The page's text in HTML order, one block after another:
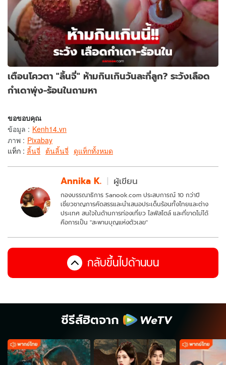
เตือนโควตา "ลิ้นจี่" ห้ามกินเกินวันละกี่ลูก? ระวังเลือด
กำเดาพุ่ง-ร้อนในถามหา
ขอขอบคุณ
ข้อมูล : Kenh14.vn
ภาพ : Pixabay
แท็ก : ลิ้นจี่ ต้นลิ้นจี่ ดูแท็กทั้งหมด
Annika K. ผู้เขียน
กองบรรณาธิการ Sanook.com ประสบการณ์ 10 กว่าปี
เชี่ยวชาญการคัดสรรและนำเสนอประเด็นร้อนทั้งไทยและต่าง
ประเทศ สนใจในด้านการท่องเที่ยว ไลฟ์สไตล์ และที่ขาดไม่ได้
คือการเป็น "สะพานบุญแห่งตัวเลข"
กลับขึ้นไปด้านบน
ซีรีส์ฮิตจาก